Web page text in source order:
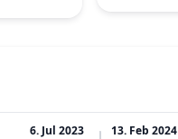
6. Jul 2023 13. Feb 2024